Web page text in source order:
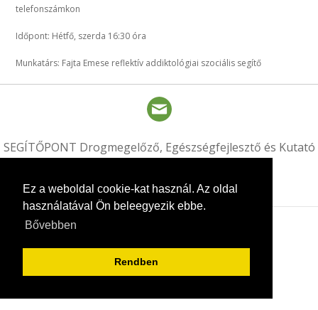
Ez a weboldal cookie-kat használ. Az oldal
használatával Ön beleegyezik ebbe.
Bővebben
Rendben
telefonszámkon
Időpont: Hétfő, szerda 16:30 óra
Munkatárs: Fajta Emese reflektív addiktológiai szociális segítő
SEGÍTŐPONT Drogmegelőző, Egészségfejlesztő és Kutató
Nonprofit Kft. © 2020
This website is created by Siteice.com